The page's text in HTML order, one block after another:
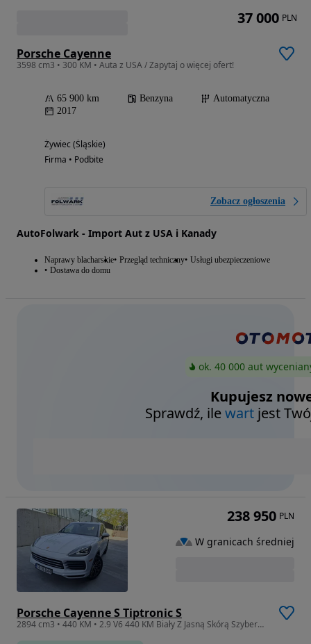
Porsche Cayenne
3598 cm3 • 300 KM • Auta z USA / Zapytaj o więcej ofert!
65 900 km Benzyna
Automatyczna
2017
Żywiec (Śląskie)
Firma • Podbite
Zobacz ogłoszenia
AutoFolwark - Import Aut z USA i Kanady
Naprawy blacharskie Przegląd techniczny Usługi ubezpieczeniowe
Dostawa do domu
37 000 PLN
ok. 40 000 aut
Kupujesz
Sprawdź, ilewart jest
Porsche Cayenne S Tiptronic S
2894 cm3 • 440 KM • 2.9 V6 440 KM Biały Z Jasną Skórą Szyberdach Automat Nowe Alu 20
238 950 PLN
W granicach średniej